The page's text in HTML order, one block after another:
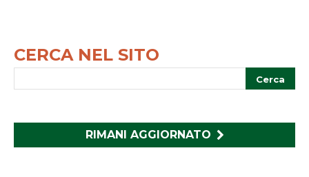
CERCA NEL SITO
RIMANI AGGIORNATO